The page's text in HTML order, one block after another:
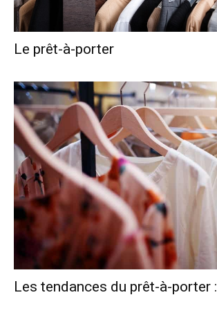
Le prêt-à-porter
Les tendances du prêt-à-porter :